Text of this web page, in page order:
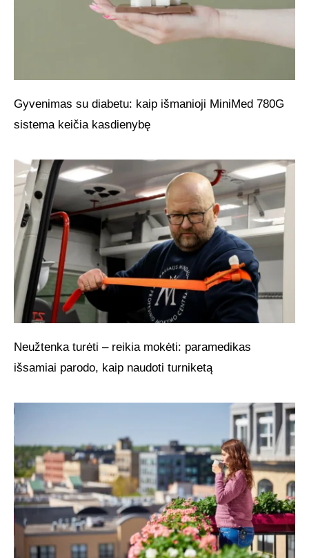
Gyvenimas su diabetu: kaip išmanioji MiniMed 780G
sistema keičia kasdienybę
Neužtenka turėti – reikia mokėti: paramedikas
išsamiai parodo, kaip naudoti turniketą